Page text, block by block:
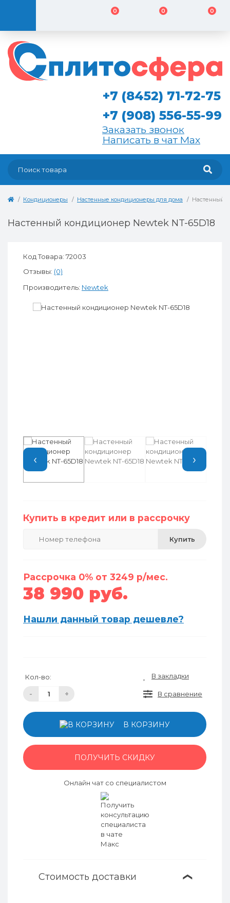
0 0 0
+7 (8452) 71-72-75
+7 (908) 556-55-99
Заказать звонок
Написать в чат Max
Кондиционеры Настенные кондиционеры для дома Настенный
Настенный кондиционер Newtek NT-65D18
Код Товара: 72003
Отзывы: (0)
Производитель: Newtek
‹ ›
Купить в кредит или в рассрочку
Купить
Рассрочка 0% от 3249 р/мес.
38 990 руб.
Нашли данный товар дешевле?
Кол-во:
- +
В закладки
В сравнение
В КОРЗИНУ
ПОЛУЧИТЬ СКИДКУ
Онлайн чат со специалистом
Стоимость доставки ❯